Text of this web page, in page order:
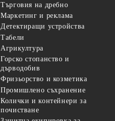
Търговия на дребно
Маркетинг и реклама
Детектиращи устройства
Табели
Агрикултура
Горско стопанство и
дърводобив
Фризьорство и козметика
Промишлено съхранение
Колички и контейнери за
почистване